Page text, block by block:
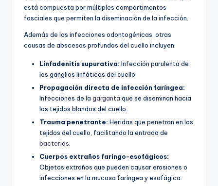
está compuesta por múltiples compartimentos
fasciales que permiten la diseminación de la infección.
Además de las infecciones odontogénicas, otras
causas de abscesos profundos del cuello incluyen:
Linfadenitis supurativa: Infección purulenta de
los ganglios linfáticos del cuello.
Propagación directa de infección faríngea:
Infecciones de la garganta que se diseminan hacia
los tejidos blandos del cuello.
Trauma penetrante: Heridas que penetran en los
tejidos del cuello, facilitando la entrada de
bacterias.
Cuerpos extraños faringo-esofágicos:
Objetos extraños que pueden causar erosiones o
infecciones en la mucosa faríngea y esofágica.